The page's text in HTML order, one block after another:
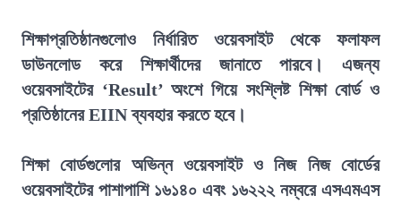
শিক্ষাপ্রতিষ্ঠানগুলোও নির্ধারিত ওয়েবসাইট থেকে ফলাফল
ডাউনলোড করে শিক্ষার্থীদের জানাতে পারবে। এজন্য
ওয়েবসাইটের ‘Result’ অংশে গিয়ে সংশ্লিষ্ট শিক্ষা বোর্ড ও
প্রতিষ্ঠানের EIIN ব্যবহার করতে হবে।
শিক্ষা বোর্ডগুলোর অভিন্ন ওয়েবসাইট ও নিজ নিজ বোর্ডের
ওয়েবসাইটের পাশাপাশি ১৬১৪০ এবং ১৬২২২ নম্বরে এসএমএস